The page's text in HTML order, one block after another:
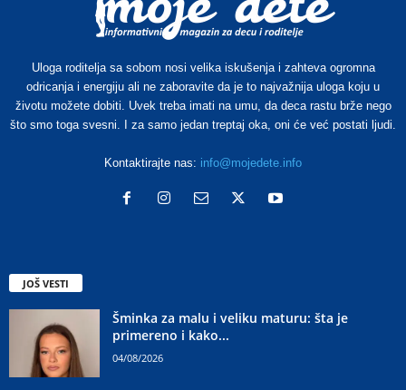
Uloga roditelja sa sobom nosi velika iskušenja i zahteva ogromna
odricanja i energiju ali ne zaboravite da je to najvažnija uloga koju u
životu možete dobiti. Uvek treba imati na umu, da deca rastu brže nego
što smo toga svesni. I za samo jedan treptaj oka, oni će već postati ljudi.
Kontaktirajte nas: info@mojedete.info
JOŠ VESTI
Šminka za malu i veliku maturu: šta je
primereno i kako...
04/08/2026